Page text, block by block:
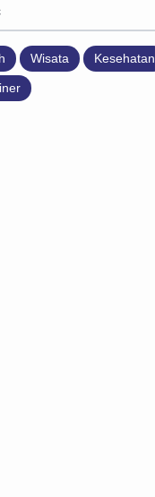
Wisata Kesehatan